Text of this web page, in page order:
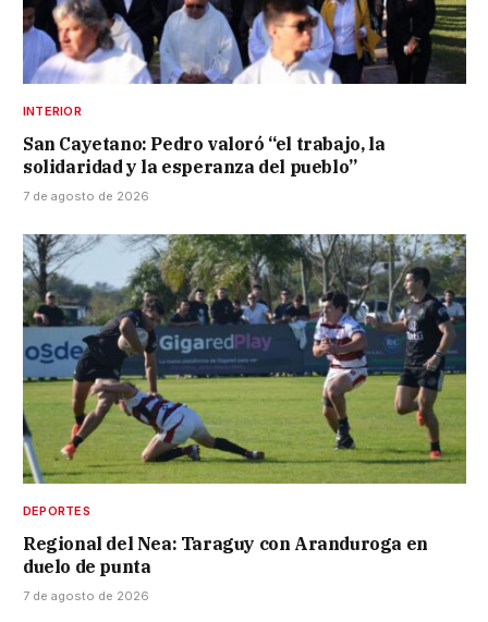
INTERIOR
San Cayetano: Pedro valoró “el trabajo, la
solidaridad y la esperanza del pueblo”
7 de agosto de 2026
DEPORTES
Regional del Nea: Taraguy con Aranduroga en
duelo de punta
7 de agosto de 2026